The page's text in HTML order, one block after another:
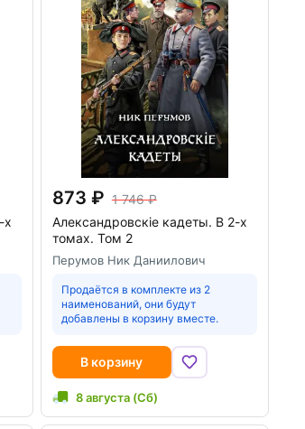
х
873
1 746
Александровскiе кадеты. В 2-х
томах. Том 2
Перумов Ник Даниилович
Продаётся в комплекте из 2
наименований, они будут
добавлены в корзину вместе.
В корзину
8 августа (Сб)